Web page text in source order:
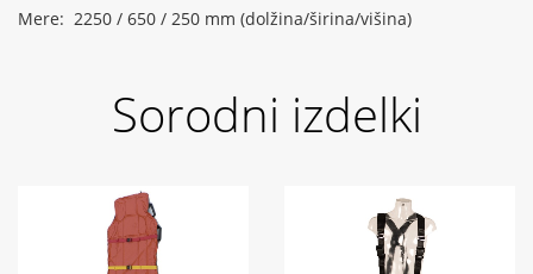
Mere: 2250 / 650 / 250 mm (dolžina/širina/višina)
Sorodni izdelki